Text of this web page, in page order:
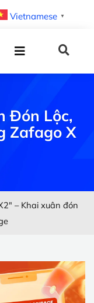
Vietnamese ▼
Đón Lộc,
Zafago X
– Khai xuân đón